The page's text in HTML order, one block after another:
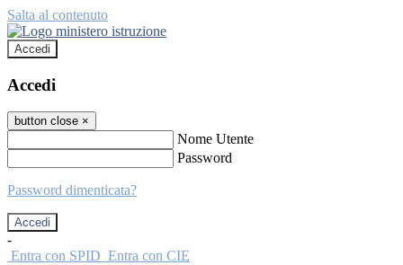
Salta al contenuto
Accedi
Accedi
button close ×
Nome Utente
Password
Password dimenticata?
-
Entra con SPID Entra con CIE